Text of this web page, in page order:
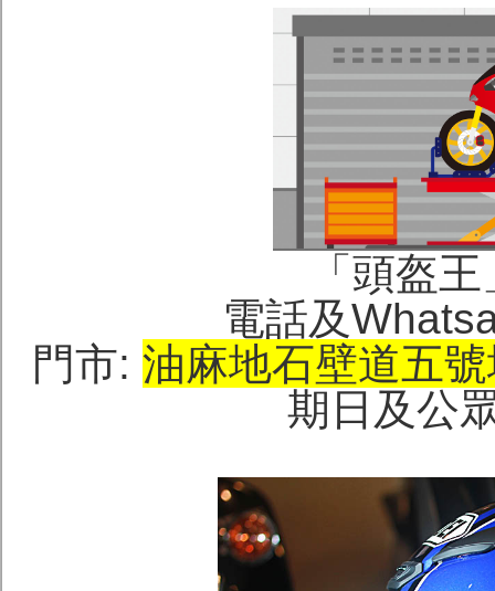
「頭盔
電話及
門市: 油麻地石壁道五
期日及公